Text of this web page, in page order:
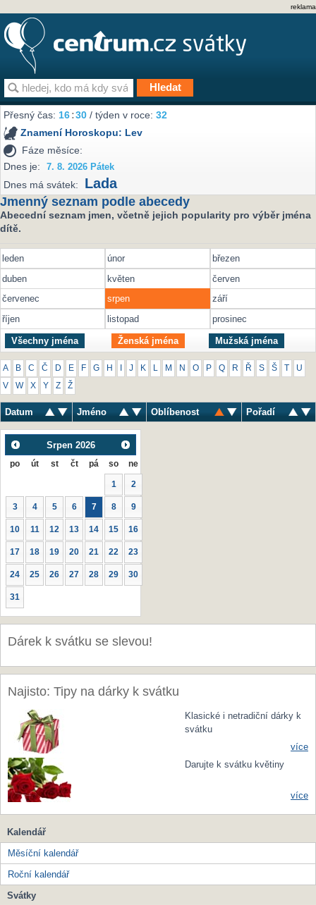
reklama
Přesný čas:16:30 / týden v roce:32
Znamení Horoskopu: Lev
Fáze měsíce:
Dnes je:
7. 8. 2026 Pátek
Dnes má svátek: Lada
Jmenný seznam podle abecedy
Abecední seznam jmen, včetně jejich popularity pro výběr jména
dítě.
leden únor
březen
duben
květen
červen
červenec
srpen
září
říjen
listopad prosinec
Všechny jména Ženská jména Mužská jména
A B C Č D E F G H J K M N O P Q R Ř S Š U
V W X Y Z Ž
Datum Jméno Oblíbenost Pořadí
Srpen 2026
po út st čt pá so ne
1 2
3 4 5 6 7 8 9
10 11 12 13 14 15 16
17 18 19 20 21 22 23
24 25 26 27 28 29 30
31
Dárek k svátku se slevou!
Najisto: Tipy na dárky k svátku
Klasické i netradiční dárky k
svátku
více
Darujte k svátku květiny
více
Kalendář
Měsíční kalendář
Roční kalendář
Svátky